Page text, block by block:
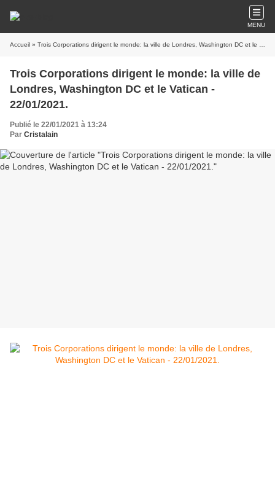
MENU
Accueil » Trois Corporations dirigent le monde: la ville de Londres, Washington DC et le Vatican - 22/01/2021.
Trois Corporations dirigent le monde: la ville de
Londres, Washington DC et le Vatican -
22/01/2021.
Publié le 22/01/2021 à 13:24
Par Cristalain